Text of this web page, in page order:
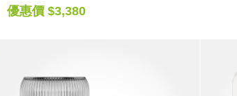
優惠價 $3,380